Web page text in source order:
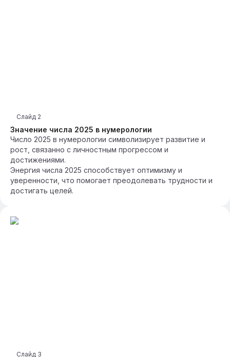
Значение числа 2025 в нумерологии
Слайд 2
Число 2025 в нумерологии символизирует развитие и
рост, связанно с личностным прогрессом и
достижениями.
Энергия числа 2025 способствует оптимизму и
уверенности, что помогает преодолевать трудности и
достигать целей.
Слайд 3